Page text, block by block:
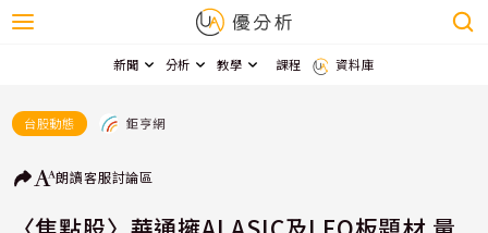
新聞 分析 教學 課程 資料庫
台股動態 鉅亨網
朗讀客服討論區